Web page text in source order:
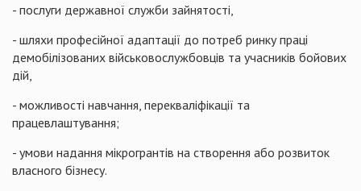
- послуги державної служби зайнятості,
- шляхи професійної адаптації до потреб ринку праці
демобілізованих військовослужбовців та учасників бойових
дій,
- можливості навчання, перекваліфікації та
працевлаштування;
- умови надання мікрогрантів на створення або розвиток
власного бізнесу.